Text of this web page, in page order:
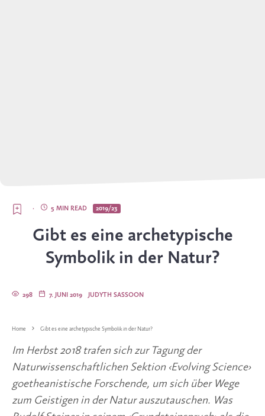
2019/23
5 MIN READ
·
Gibt es eine archetypische
Symbolik in der Natur?
JUDYTH SASSOON
7. JUNI 2019
298
Home Gibt es eine archetypische Symbolik in der Natur?
Im Herbst 2018 trafen sich zur Tagung der
Naturwissenschaftlichen Sektion ‹Evolving Science›
goetheanistische Forschende, um sich über Wege
zum Geistigen in der Natur auszutauschen. Was